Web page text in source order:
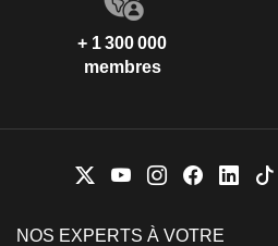
+ 1 300 000
membres
NOS EXPERTS À VOTRE